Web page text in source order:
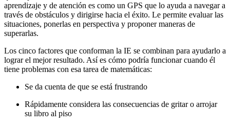
aprendizaje y de atención es como un GPS que lo ayuda a navegar a
través de obstáculos y dirigirse hacia el éxito. Le permite evaluar las
situaciones, ponerlas en perspectiva y proponer maneras de
superarlas.
Los cinco factores que conforman la IE se combinan para ayudarlo a
lograr el mejor resultado. Así es cómo podría funcionar cuando él
tiene problemas con esa tarea de matemáticas:
Se da cuenta de que se está frustrando
Rápidamente considera las consecuencias de gritar o arrojar
su libro al piso